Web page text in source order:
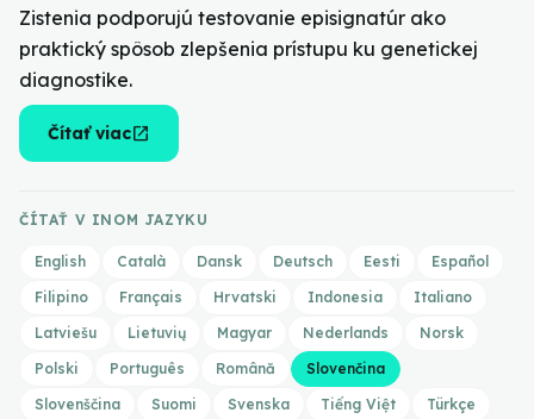
Zistenia podporujú testovanie episignatúr ako
praktický spôsob zlepšenia prístupu ku genetickej
diagnostike.
Čítať viacopen_in_new
ČÍTAŤ V INOM JAZYKU
English Català Dansk Deutsch Eesti
Español
Filipino
Français Hrvatski Indonesia
Italiano
Latviešu
Lietuvių Magyar Nederlands
Norsk
Polski
Português Română
Slovenčina
Slovenščina
Suomi Svenska Tiếng Việt Türkçe